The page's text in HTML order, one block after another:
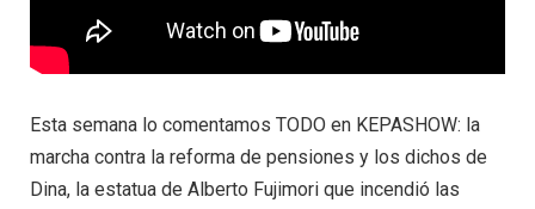
Esta semana lo comentamos TODO en KEPASHOW: la
marcha contra la reforma de pensiones y los dichos de
Dina, la estatua de Alberto Fujimori que incendió las